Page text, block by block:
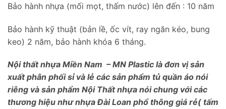
Bảo hành nhựa (mối mọt, thấm nước) lên đến : 10 năm
Bảo hành kỹ thuật (bản lề, ốc vít, ray ngăn kéo, bung
keo) 2 năm, bảo hành khóa 6 tháng.
Nội thất nhựa Miền Nam – MN Plastic là đơn vị sản
xuất phân phối sỉ và lẻ các sản phẩm tủ quần áo nói
riêng và sản phẩm Nội Thất nhựa nói chung với các
thương hiệu như nhựa Đài Loan phổ thông giá rẻ( tấm